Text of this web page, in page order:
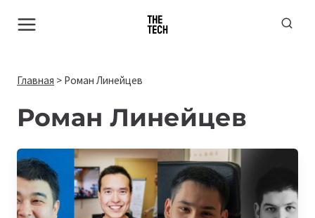
Главная > Роман Линейцев
Роман Линейцев